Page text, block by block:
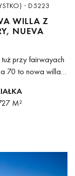
· D5223
WILLA Z
NUEVA
przy fairwayach
70 to nowa willa
M²